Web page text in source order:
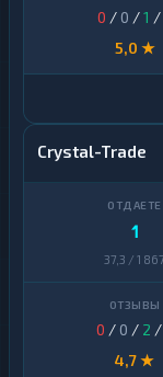
0 / 0 /1 /
5,0 ★
Crystal-Trade
1
37,3 / 1 867
0 / 0 / 2 /
4,7 ★